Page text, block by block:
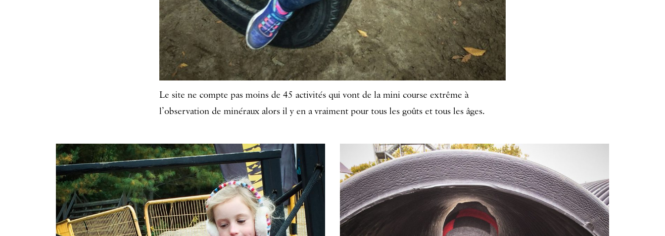
Le site ne compte pas moins de 45 activités qui vont de la mini course extrême à
l’observation de minéraux alors il y en a vraiment pour tous les goûts et tous les âges.